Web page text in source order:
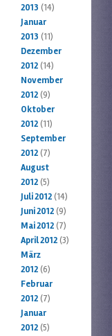
2013 (14)
Januar
2013 (11)
Dezember
2012(14)
November
2012(9)
Oktober
2012(11)
September
2012(7)
August
2012(5)
Juli 2012(14)
Juni 2012(9)
Mai 2012(7)
April 2012(3)
März
2012(6)
Februar
2012(7)
Januar
2012(5)